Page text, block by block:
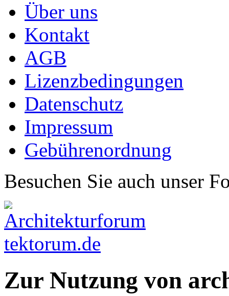
Über uns
Kontakt
AGB
Lizenzbedingungen
Datenschutz
Impressum
Gebührenordnung
Besuchen Sie auch unser
Zur Nutzung von